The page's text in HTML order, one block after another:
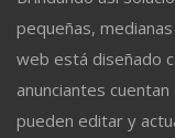
pequeñas,
web está diseñado
anunciantes
pueden editar y